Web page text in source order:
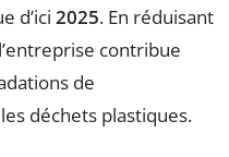
d’ici 2025. En réduisant
contribue
de
déchets plastiques.